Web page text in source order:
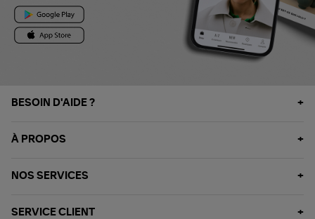
BESOIN D'AIDE ?
À PROPOS
NOS SERVICES
SERVICE CLIENT